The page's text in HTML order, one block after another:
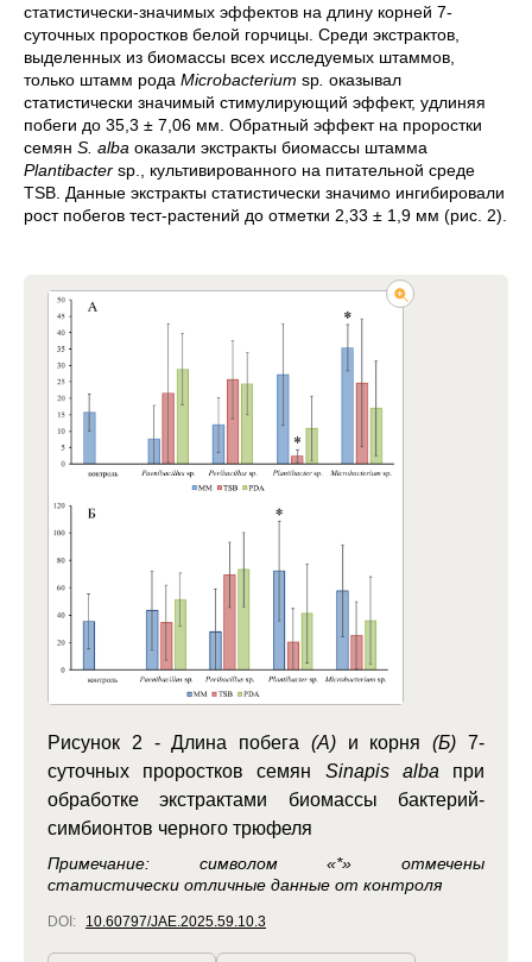
статистически-значимых эффектов на длину корней 7-
суточных проростков белой горчицы. Среди экстрактов,
выделенных из биомассы всех исследуемых штаммов,
только штамм рода Microbacterium sp оказывал
статистически значимый стимулирующий эффект, удлиняя
побеги до 35,3 ± 7,06 мм. Обратный эффект на проростки
семян S. alba оказали экстракты биомассы штамма
Plantibacter sp., культивированного на питательной среде
TSB. Данные экстракты статистически значимо ингибировали
рост побегов тест-растений до отметки 2,33 ± 1,9 мм (рис. 2).
Рисунок 2 -Длина побега (А)и корня(Б) 7-
суточных проростков семян Sinapis alba при
обработке экстрактами биомассы бактерий-
симбионтов черного трюфеля
Примечание: символом «*» отмечены
статистически отличные данные от контроля
DOI: 10.60797/JAE.2025.59.10.3